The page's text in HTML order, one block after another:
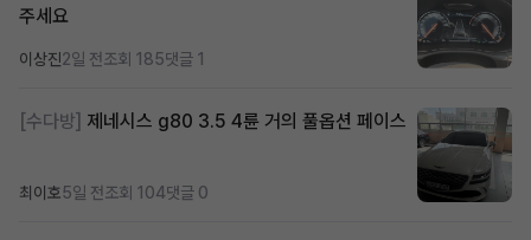
주세요
이상진2일 전조회 185댓글 1
[수다방] 제네시스 g80 3.5 4륜 거의 풀옵션 페이스
최이호5일 전조회 104댓글 0